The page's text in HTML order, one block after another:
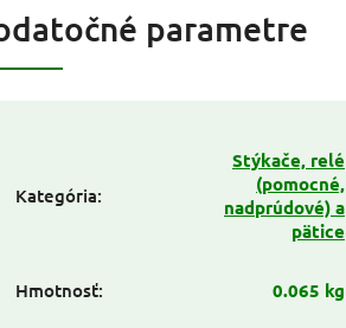
parametre
Kategória:
Stýkače, relé
(pomocné,
nadprúdové) a
pätice
Hmotnosť: 0.065 kg